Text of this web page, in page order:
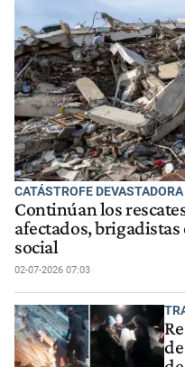
CATÁSTROFE DEVASTADORA
Continúan los
afectados,
social
02-07-2026 07:03